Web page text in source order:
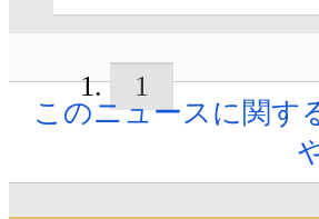
1
このニュースに関す